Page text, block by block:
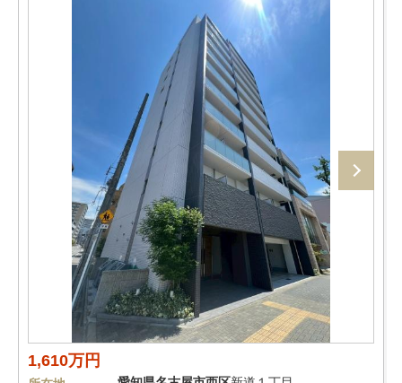
1,610万円